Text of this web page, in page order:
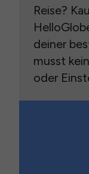
Reise?
deiner
musst
oder